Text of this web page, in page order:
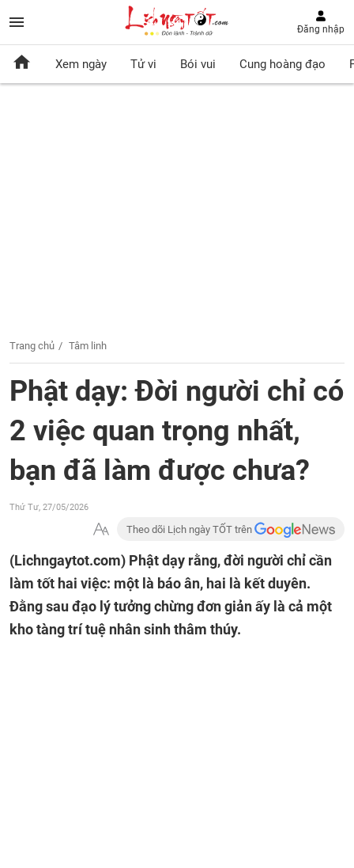
Đăng nhập
Xem ngày Tử vi Bói vui Cung hoàng đạo
Trang chủ Tâm linh
Phật dạy: Đời người chỉ có
2 việc quan trọng nhất,
bạn đã làm được chưa?
Thứ Tư, 27/05/2026
Theo dõi Lịch ngày TỐT trên
(Lichngaytot.com) Phật dạy rằng, đời người chỉ cần
làm tốt hai việc: một là báo ân, hai là kết duyên.
Đằng sau đạo lý tưởng chừng đơn giản ấy là cả một
kho tàng trí tuệ nhân sinh thâm thúy.